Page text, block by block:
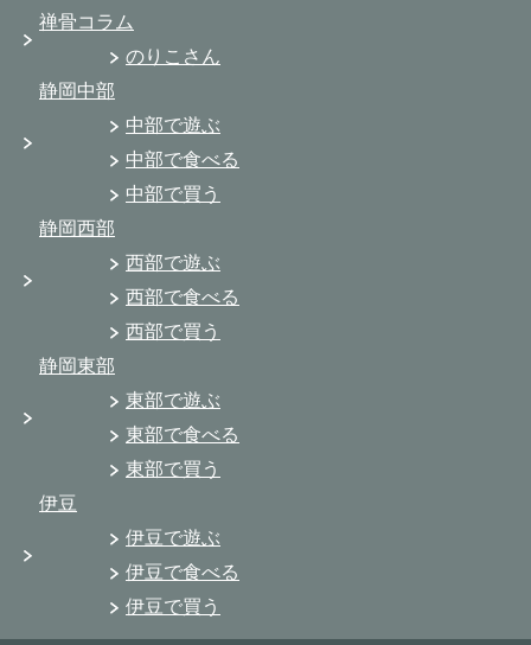
禅骨コラム
のりこさん
静岡中部
中部で遊ぶ
中部で食べる
中部で買う
静岡西部
西部で遊ぶ
西部で食べる
西部で買う
静岡東部
東部で遊ぶ
東部で食べる
東部で買う
伊豆
伊豆で遊ぶ
伊豆で食べる
伊豆で買う